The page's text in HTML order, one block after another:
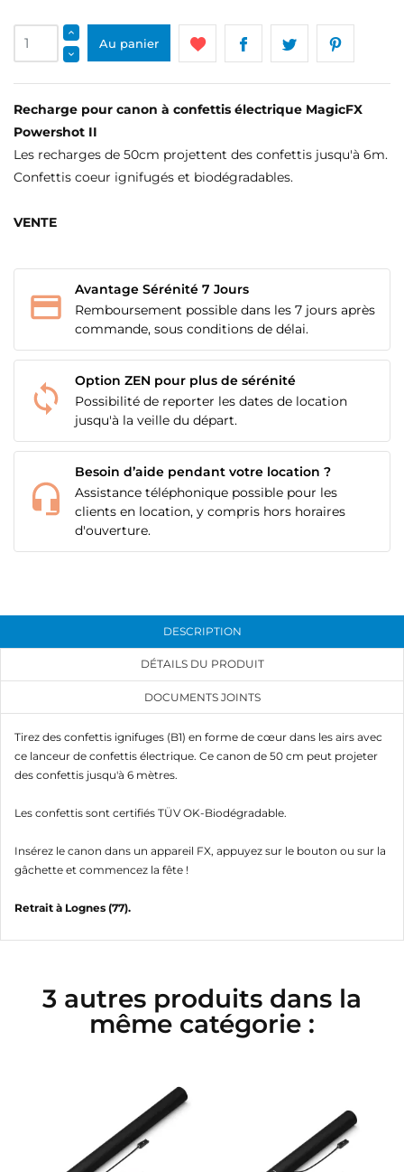
Au panier
Recharge pour canon à confettis électrique MagicFX
Powershot II
Les recharges de 50cm projettent des confettis jusqu'à 6m.
Confettis coeur ignifugés et biodégradables.
VENTE
Avantage Sérénité 7 Jours
Remboursement possible dans les 7 jours après
commande, sous conditions de délai.
Option ZEN pour plus de sérénité
Possibilité de reporter les dates de location
jusqu'à la veille du départ.
Besoin d’aide pendant votre location ?
Assistance téléphonique possible pour les
clients en location, y compris hors horaires
d'ouverture.
DESCRIPTION
DÉTAILS DU PRODUIT
DOCUMENTS JOINTS
Tirez des confettis ignifuges (B1) en forme de cœur dans les airs avec
ce lanceur de confettis électrique. Ce canon de 50 cm peut projeter
des confettis jusqu'à 6 mètres.
Les confettis sont certifiés TÜV OK-Biodégradable.
Insérez le canon dans un appareil FX, appuyez sur le bouton ou sur la
gâchette et commencez la fête !
Retrait à Lognes (77).
3 autres produits dans la
même catégorie :
MES LISTES
add_circle_outline Créer une nouvelle liste
CRÉER UNE LISTE D'ENVIES
NOM DE LA LISTE D'ENVIES
CONNEXION
Vous devez être connecté pour ajouter des produits
à votre liste d'envies.
Annuler Connexion